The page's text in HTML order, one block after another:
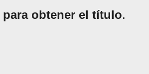
para obtener el título.